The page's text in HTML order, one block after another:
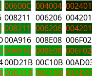
00600C 004004 002401
008211
008211
006206
006206
004201
004201
00A916
00A916
008E08
008E08
006F02
006F02
00D21B
00D21B
00C10B
00C10B